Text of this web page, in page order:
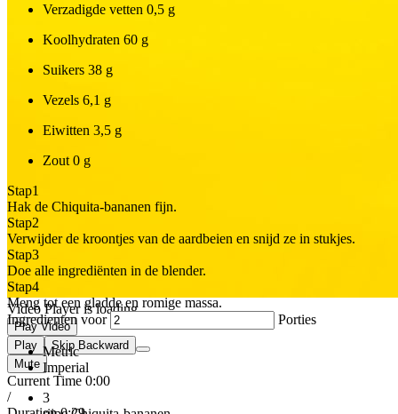
Video Player is loading.
Play Video
Play
Skip Backward
Mute
Current Time 0:00
/
Verzadigde vetten 0,5 g
Koolhydraten 60 g
Suikers 38 g
Vezels 6,1 g
Eiwitten 3,5 g
Zout 0 g
Stap1
Hak de Chiquita-bananen fijn.
Stap2
Verwijder de kroontjes van de aardbeien en snijd ze in stukjes.
Stap3
Doe alle ingrediënten in de blender.
Stap4
Meng tot een gladde en romige massa.
Ingredienten voor
Porties
Metric
Imperial
3